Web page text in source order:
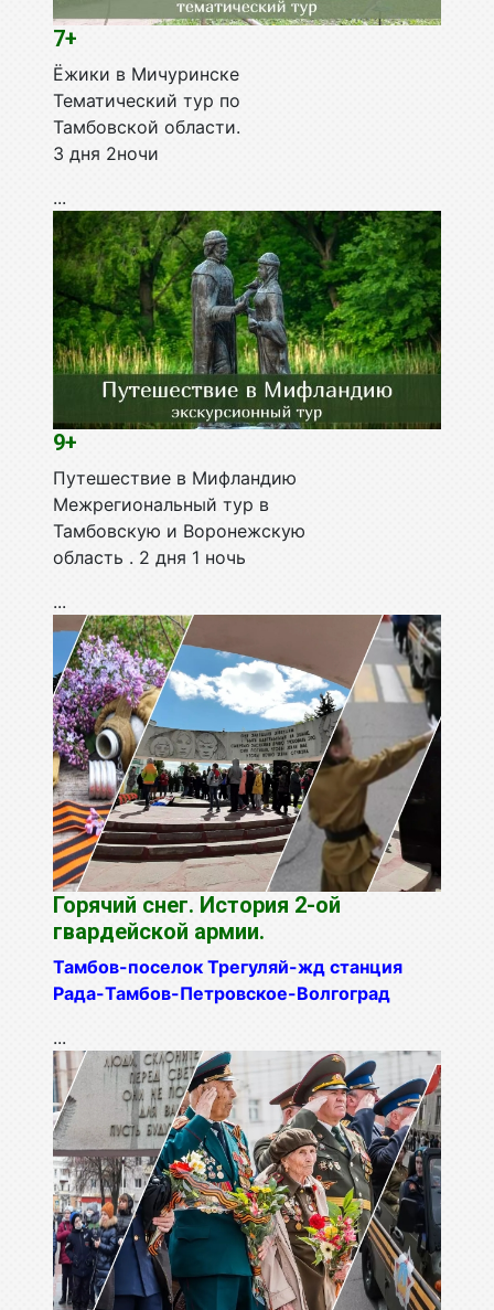
7+
Ёжики в Мичуринске
Тематический тур по
Тамбовской области.
3 дня 2ночи
...
9+
Путешествие в Мифландию
Межрегиональный тур в
Тамбовскую и Воронежскую
область . 2 дня 1 ночь
...
Горячий снег. История 2-ой
гвардейской армии.
Тамбов-поселок Трегуляй-жд станция
Рада-Тамбов-Петровское-Волгоград
...